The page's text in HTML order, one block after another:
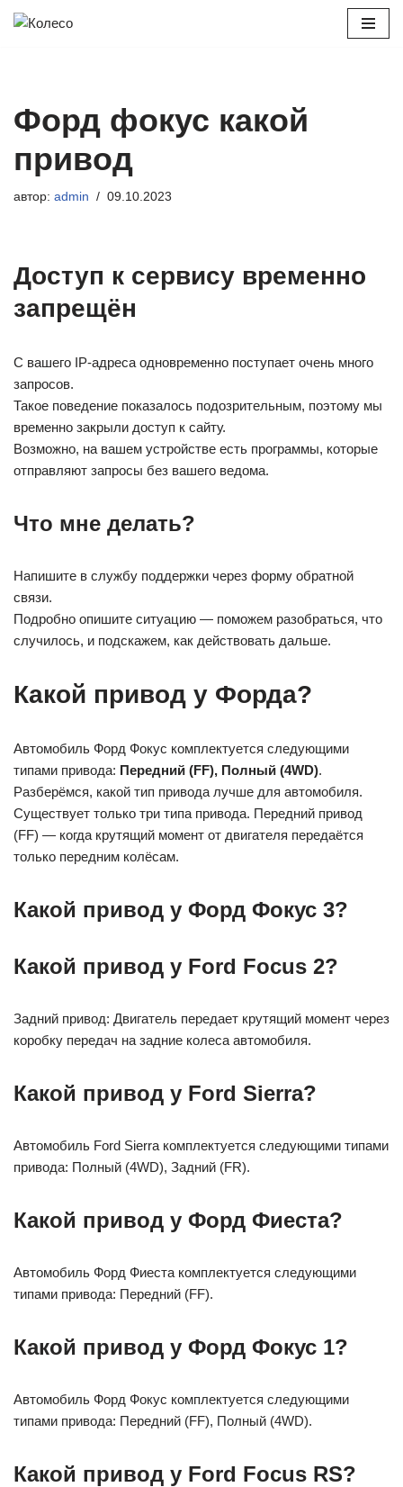
Форд фокус какой
привод
автор: admin 09.10.2023
Доступ к сервису временно
запрещён
С вашего IP-адреса одновременно поступает очень много
запросов.
Такое поведение показалось подозрительным, поэтому мы
временно закрыли доступ к сайту.
Возможно, на вашем устройстве есть программы, которые
отправляют запросы без вашего ведома.
Что мне делать?
Напишите в службу поддержки через форму обратной
связи.
Подробно опишите ситуацию — поможем разобраться, что
случилось, и подскажем, как действовать дальше.
Какой привод у Форда?
Автомобиль Форд Фокус комплектуется следующими
типами привода: Передний (FF), Полный (4WD).
Разберёмся, какой тип привода лучше для автомобиля.
Существует только три типа привода. Передний привод
(FF) — когда крутящий момент от двигателя передаётся
только передним колёсам.
Какой привод у Форд Фокус 3?
Какой привод у Ford Focus 2?
Задний привод: Двигатель передает крутящий момент через
коробку передач на задние колеса автомобиля.
Какой привод у Ford Sierra?
Автомобиль Ford Sierra комплектуется следующими типами
привода: Полный (4WD), Задний (FR).
Какой привод у Форд Фиеста?
Автомобиль Форд Фиеста комплектуется следующими
типами привода: Передний (FF).
Какой привод у Форд Фокус 1?
Автомобиль Форд Фокус комплектуется следующими
типами привода: Передний (FF), Полный (4WD).
Какой привод у Ford Focus RS?